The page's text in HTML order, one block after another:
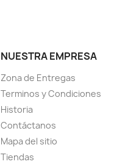
NUESTRA EMPRESA
Zona de Entregas
Terminos y Condiciones
Historia
Contáctanos
Mapa del sitio
Tiendas